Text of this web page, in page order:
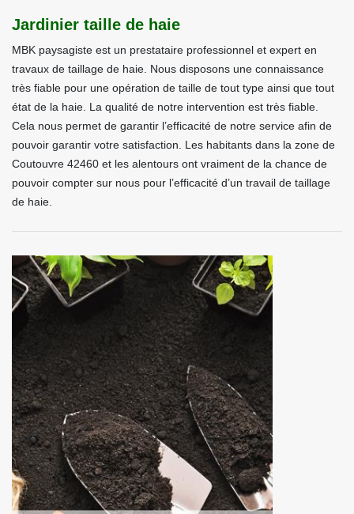
Jardinier taille de haie
MBK paysagiste est un prestataire professionnel et expert en
travaux de taillage de haie. Nous disposons une connaissance
très fiable pour une opération de taille de tout type ainsi que tout
état de la haie. La qualité de notre intervention est très fiable.
Cela nous permet de garantir l’efficacité de notre service afin de
pouvoir garantir votre satisfaction. Les habitants dans la zone de
Coutouvre 42460 et les alentours ont vraiment de la chance de
pouvoir compter sur nous pour l’efficacité d’un travail de taillage
de haie.